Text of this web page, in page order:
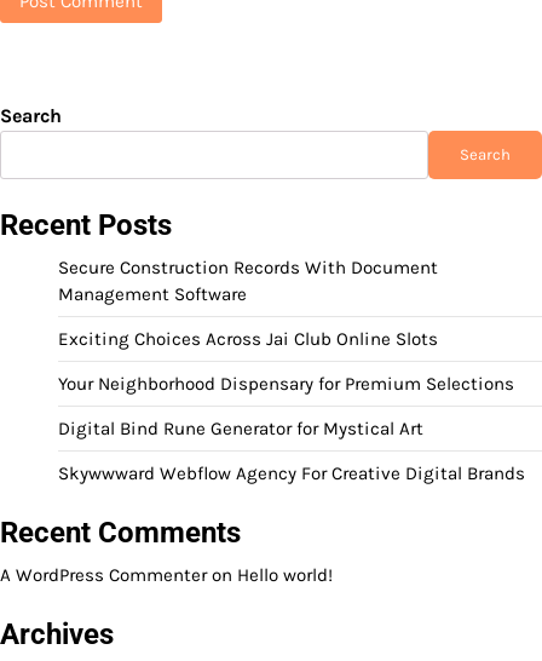
Search
Search
Recent Posts
Secure Construction Records With Document
Management Software
Exciting Choices Across Jai Club Online Slots
Your Neighborhood Dispensary for Premium Selections
Digital Bind Rune Generator for Mystical Art
Skywwward Webflow Agency For Creative Digital Brands
Recent Comments
A WordPress Commenteron Hello world!
Archives